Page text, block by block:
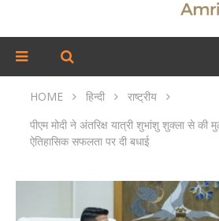
HOME हिन्दी
राष्ट्रीय
पीएम मोदी ने अंतरिक्ष यात्री शुभांशु शुक्ला से
ऐतिहासिक सफलता पर दी बधाई